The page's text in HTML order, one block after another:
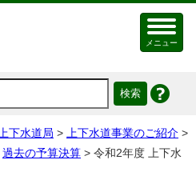
メニュー
上下水道局 > 上下水道事業のご紹介 >
過去の予算決算 > 令和2年度 上下水